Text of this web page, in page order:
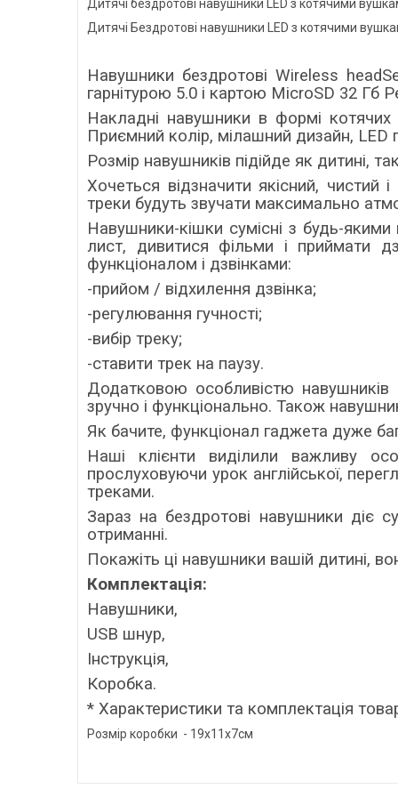
Дитячі бездротові навушники LED з котячими
Дитячі Бездротові навушники LED з котячими
Навушники бездротові Wireless
гарнітурою 5.0 і картою MicroSD 32 Гб
Накладні навушники в формі
Приємний колір, мілашний дизайн, LED
Розмір навушників підійде як дитині,
Хочеться відзначити якісний,
треки будуть звучати максимально
Навушники-кішки сумісні з будь-
лист, дивитися фільми і приймати
функціоналом і дзвінками:
-прийом / відхилення дзвінка;
-регулювання гучності;
-вибір треку;
-ставити трек на паузу.
Додатковою особливістю
зручно і функціонально. Також
Як бачите, функціонал гаджета дуже
Наші клієнти виділили важливу
прослуховуючи урок англійської,
треками.
Зараз на бездротові навушники діє
отриманні.
Покажіть ці навушники вашій дитині,
Комплектація:
Навушники,
USB шнур,
Інструкція,
Коробка.
* Характеристики та комплектація
Розмір коробки - 19х11х7см